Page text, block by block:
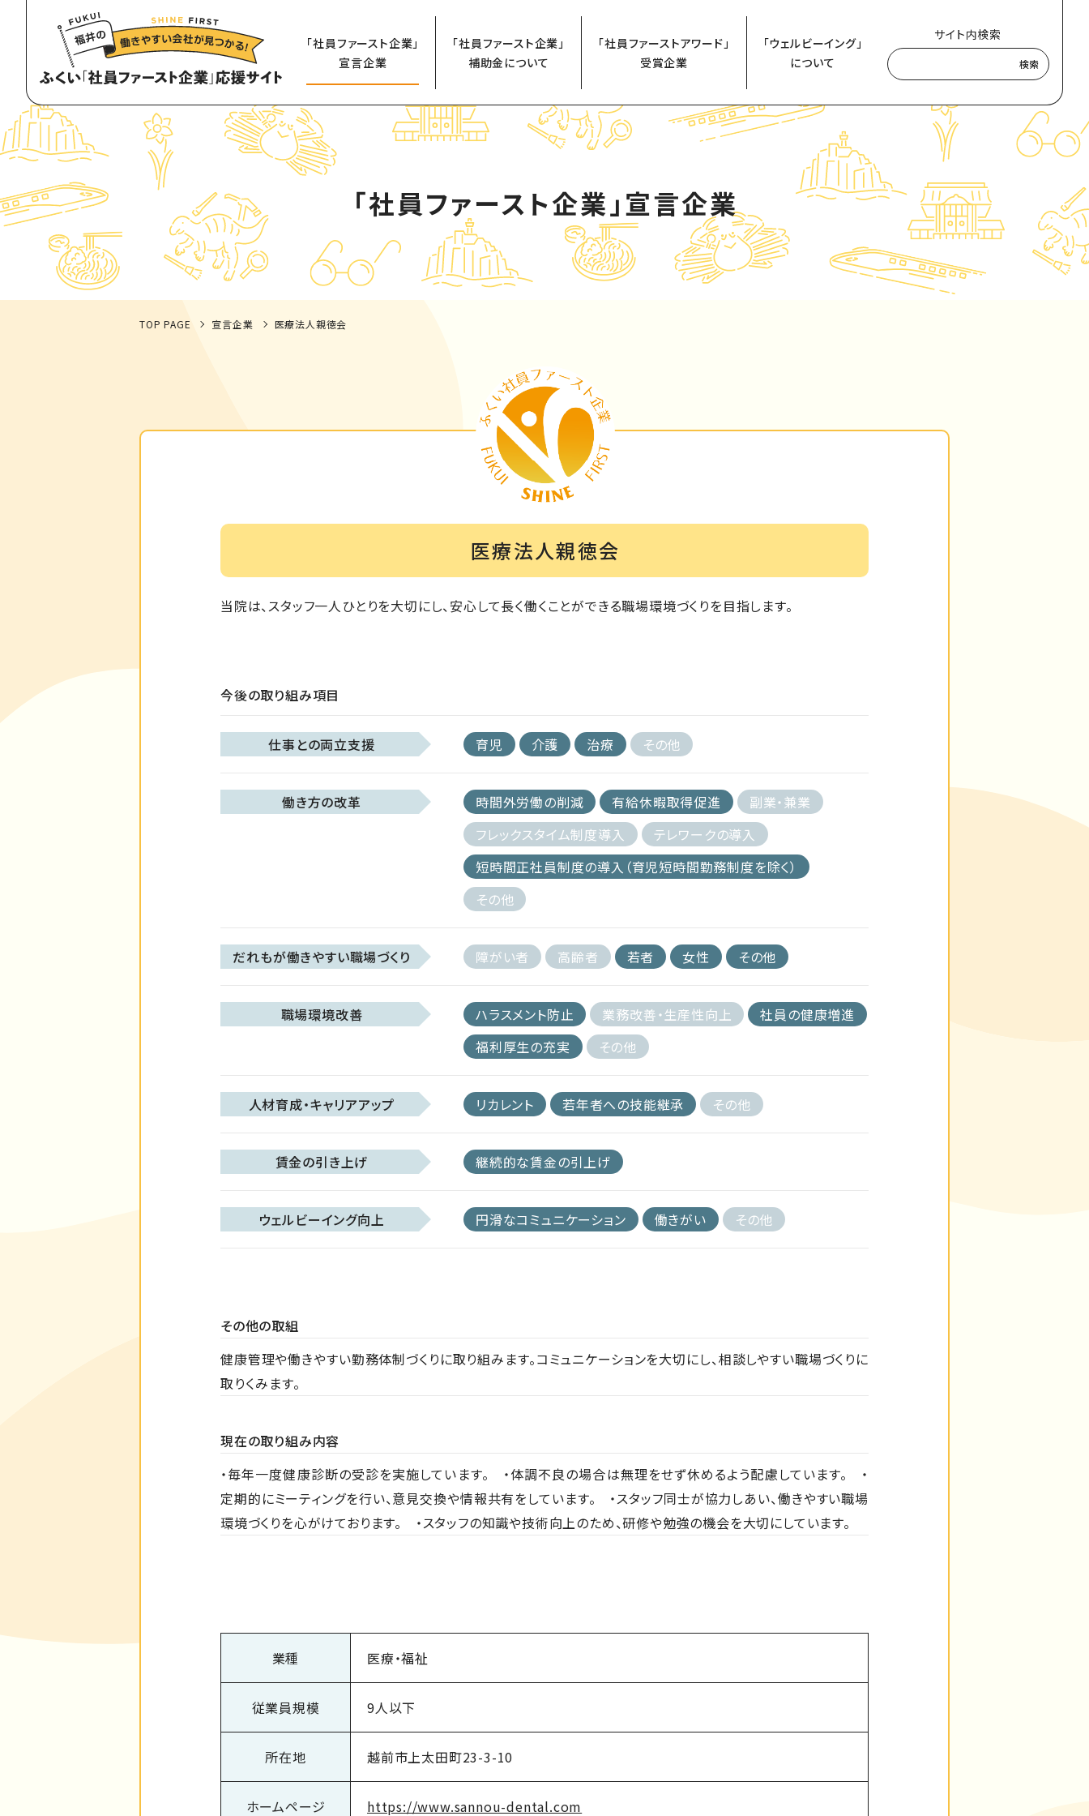
「社員ファースト企業」
宣言企業
「社員ファースト企業」
補助金について
「社員ファーストアワード」
受賞企業
「ウェルビーイング」
について
サイト内検索
検索
「社員ファースト企業」宣言企業
TOP PAGE 宣言企業 医療法人親徳会
医療法人親徳会
当院は、スタッフ一人ひとりを大切にし、安心して長く働くことができる職場環境づくりを目指します。
今後の取り組み項目
仕事との両立支援 育児 介護 治療 その他
働き方の改革 時間外労働の削減 有給休暇取得促進
副業・兼業
フレックスタイム制度導入
テレワークの導入
短時間正社員制度の導入（育児短時間勤務制度を除く）
その他
だれもが働きやすい職場づくり 障がい者 高齢者 若者 女性 その他
職場環境改善 ハラスメント防止 業務改善・生産性向上
社員の健康増進
福利厚生の充実
その他
人材育成・キャリアアップ リカレント 若年者への技能継承 その他
賃金の引き上げ 継続的な賃金の引上げ
ウェルビーイング向上 円滑なコミュニケーション 働きがい その他
その他の取組
健康管理や働きやすい勤務体制づくりに取り組みます。コミュニケーションを大切にし、相談しやすい職場づくりに
取りくみます。
現在の取り組み内容
・毎年一度健康診断の受診を実施しています。 ・体調不良の場合は無理をせず休めるよう配慮しています。 ・
定期的にミーティングを行い、意見交換や情報共有をしています。 ・スタッフ同士が協力しあい、働きやすい職場
環境づくりを心がけております。 ・スタッフの知識や技術向上のため、研修や勉強の機会を大切にしています。
業種 医療・福祉
従業員規模 9人以下
所在地 越前市上太田町23-3-10
ホームページ https://www.sannou-dental.com